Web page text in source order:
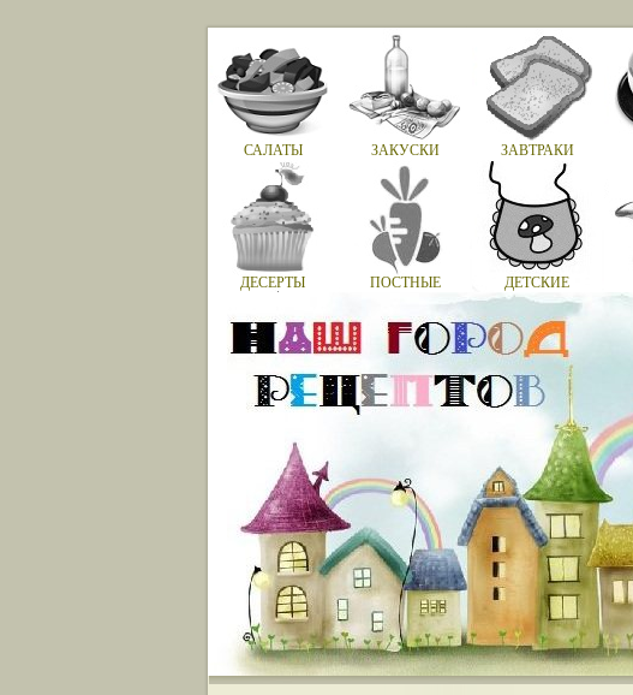
САЛАТЫ ЗАКУСКИ ЗАВТРАКИ
ДЕСЕРТЫ ПОСТНЫЕ ДЕТСКИЕ